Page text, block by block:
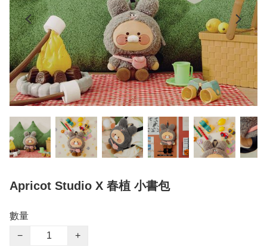
Apricot Studio X 春植 小書包
數量
−
+